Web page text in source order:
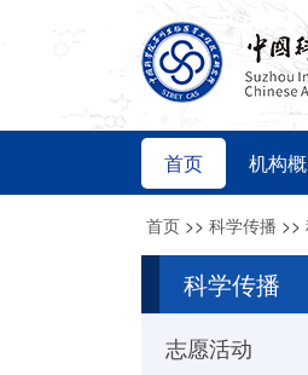
首页 机构
首页 >> 科学传播 >>
科学传播
志愿活动